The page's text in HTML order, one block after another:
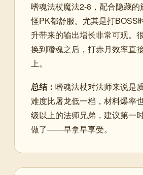
嗜魂法杖魔法2-8，配合隐藏
怪PK都舒服。尤其是打BOSS
升带来的输出增长非常可观。
换到嗜魂之后，打赤月效率直
上。
总结： 嗜魂法杖对法师来说是
难度比屠龙低一档，材料爆率
级以上的法师兄弟，建议第一
做了——早拿早享受。